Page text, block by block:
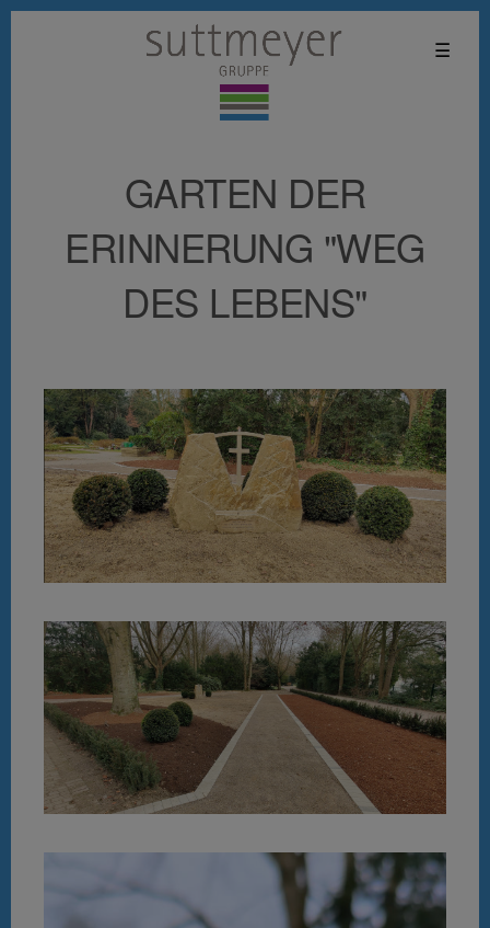
☰
GARTEN DER
ERINNERUNG "WEG
DES LEBENS"